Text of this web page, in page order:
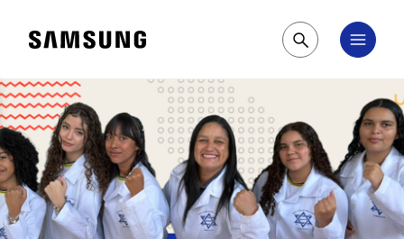
Samsung Pesquisar